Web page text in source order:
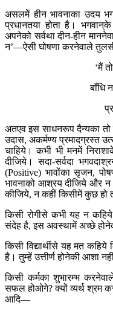
असलमें हीन भावनाका उदय
प्रधानतया होता है।
अपनेको सर्वथा दीन-हीन
न’—ऐसी घोषणा करनेवाले
‘मैं
बाँधि
अतएव इस साधनरूप दैन्यका तो
उदास, अकर्मण्य प्रमादग्रस्त
चाहिये। कभी भी मनमें
दीजिये। सदा-सर्वदा
(Positive) भावोंका सृजन,
भावनाको आश्रय दीजिये और न
कीजिये, न कहीं किसीमें कुछ हो
किसी रोगीसे कभी यह न कहिये
संदेह है, इस अवस्थामें अच्छे
किसी विद्यार्थीसे यह मत कहिये
है। तुम्हें उत्तीर्ण होनेकी आशा
किसी कर्मका शुभारम्भ
सफल होओगे? क्यों व्यर्थ श्रम
आदि—